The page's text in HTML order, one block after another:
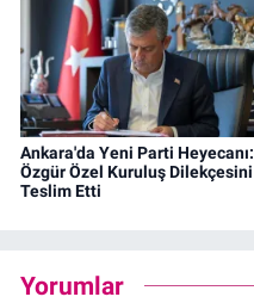
Ankara'da Yeni Parti Heyecanı:
Özgür Özel Kuruluş Dilekçesini
Teslim Etti
Yorumlar